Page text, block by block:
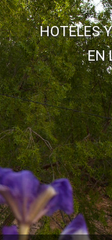
RESTAURANTES
PROMOCIONES
REGALA
RESERVAR
HOTELES
EN